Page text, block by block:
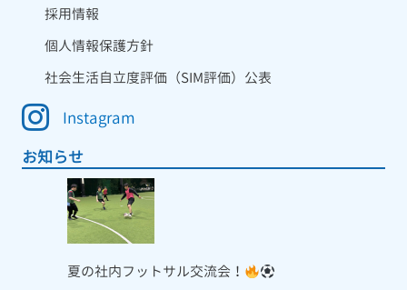
採用情報
個人情報保護方針
社会生活自立度評価（SIM評価）公表
Instagram
お知らせ
夏の社内フットサル交流会！